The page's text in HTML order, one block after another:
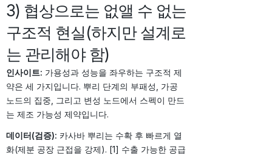
3) 협상으로는 없앨 수 없는
구조적 현실(하지만 설계로
는 관리해야 함)
인사이트: 가용성과 성능을 좌우하는 구조적 제
약은 세 가지입니다. 뿌리 단계의 부패성, 가공
노드의 집중, 그리고 변성 노드에서 스펙이 만드
는 제조 가능성 제약입니다.
데이터(검증): 카사바 뿌리는 수확 후 빠르게 열
화(제분 공장 근접을 강제). [1] 수출 가능한 공급